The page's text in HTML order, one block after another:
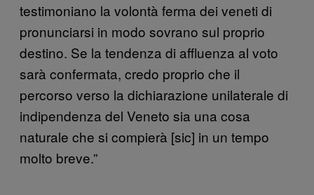
testimoniano la volontà ferma dei veneti di
pronunciarsi in modo sovrano sul proprio
destino. Se la tendenza di affluenza al voto
sarà confermata, credo proprio che il
percorso verso la dichiarazione unilaterale di
indipendenza del Veneto sia una cosa
naturale che si compierà [sic] in un tempo
molto breve.”